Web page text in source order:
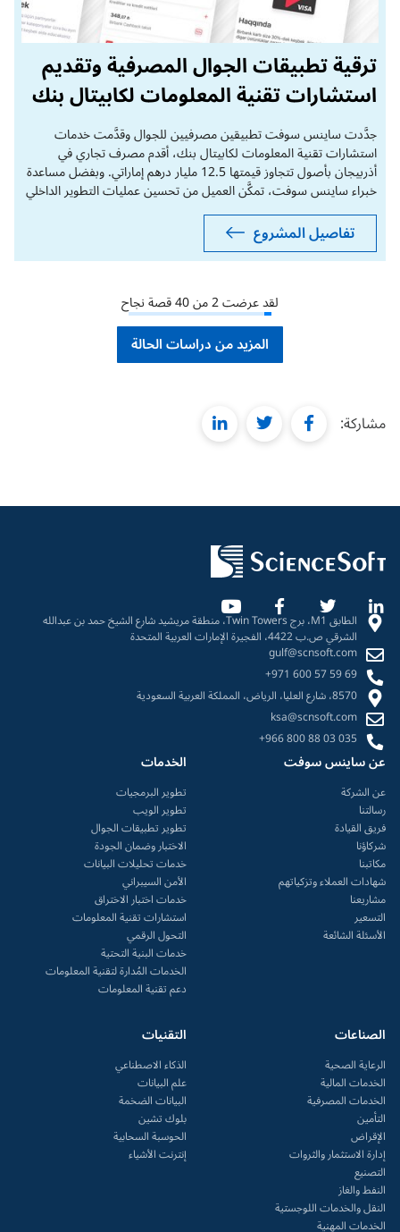
ترقية تطبيقات الجوال المصرفية وتقديم
استشارات تقنية المعلومات لكابيتال بنك
جدَّدت ساينس سوفت تطبيقين مصرفيين للجوال وقدَّمت خدمات
استشارات تقنية المعلومات لكابيتال بنك، أقدم مصرف تجاري في
أذربيجان بأصول تتجاوز قيمتها 12.5 مليار درهم إماراتي. وبفضل مساعدة
خبراء ساينس سوفت، تمكَّن العميل من تحسين عمليات التطوير الداخلي
للتطبيقات وترقية تطبيقين مصرفيين للجوال بسرعة وفعالية من ناحية
التكلفة.
تفاصيل المشروع
لقد عرضت2من40قصة نجاح
المزيد من دراسات الحالة
مشاركة: facebook
twitter
linkedin
الطابق M1، برج Twin Towers، منطقة مريشيد شارع الشيخ حمد بن عبدالله
الشرقي ص.ب 4422، الفجيرة الإمارات العربية المتحدة
gulf@scnsoft.com
+971 600 57 59 69
8570، شارع العليا، الرياض، المملكة العربية السعودية
ksa@scnsoft.com
+966 800 88 03 035
عن ساينس سوفت
عن الشركة
رسالتنا
فريق القيادة
شركاؤنا
مكاتبنا
شهادات العملاء وتزكياتهم
مشاريعنا
التسعير
الأسئلة الشائعة
الخدمات
تطوير البرمجيات
تطوير الويب
تطوير تطبيقات الجوال
الاختبار وضمان الجودة
خدمات تحليلات البيانات
الأمن السيبراني
خدمات اختبار الاختراق
استشارات تقنية المعلومات
التحول الرقمي
خدمات البنية التحتية
الخدمات المُدارة لتقنية المعلومات
دعم تقنية المعلومات
الصناعات
الرعاية الصحية
الخدمات المالية
الخدمات المصرفية
التأمين
الإقراض
إدارة الاستثمار والثروات
التصنيع
النفط والغاز
النقل والخدمات اللوجستية
الخدمات المهنية
التقنيات
الذكاء الاصطناعي
علم البيانات
البيانات الضخمة
بلوك تشين
الحوسبة السحابية
إنترنت الأشياء